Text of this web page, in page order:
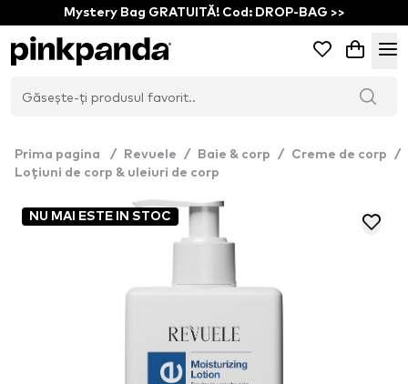
Mystery Bag GRATUITĂ! Cod: DROP-BAG >>
Prima pagina / Revuele / Baie & corp / Creme de corp
/
Loțiuni de corp & uleiuri de corp
NU MAI ESTE IN STOC